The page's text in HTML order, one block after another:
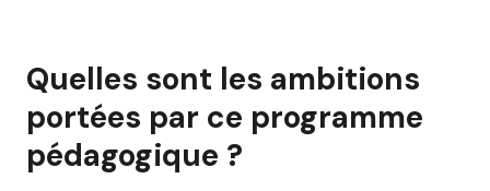
Quelles sont les ambitions
portées par ce programme
pédagogique ?